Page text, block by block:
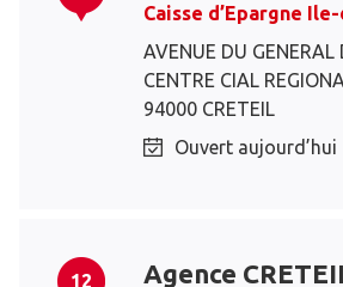
Caisse d’Epargne
AVENUE DU GENERAL
CENTRE CIAL
94000 CRETEIL
Ouvert aujourd’hui
12 Agence